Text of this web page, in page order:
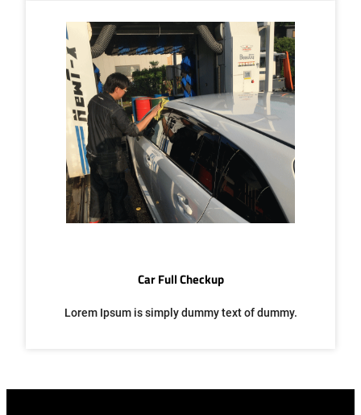
Car Full Checkup
Lorem Ipsum is simply dummy text of dummy.